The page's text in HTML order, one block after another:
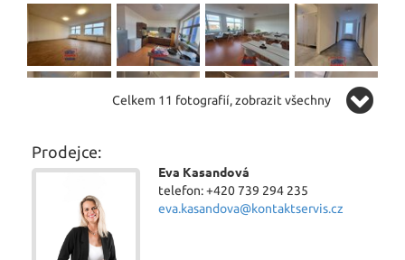
Celkem 11 fotografií, zobrazit všechny
Prodejce:
Eva Kasandová
telefon: +420 739 294 235
eva.kasandova@kontaktservis.cz